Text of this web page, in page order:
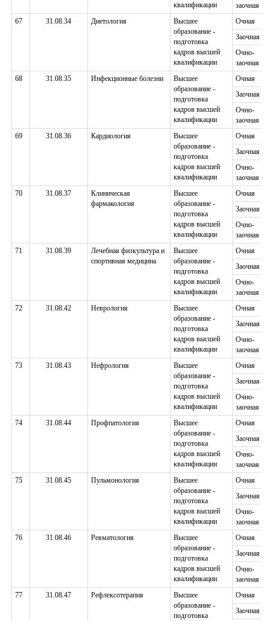
квалификации
заочная
67
31.08.34 Диетология
Высшее
образование -
подготовка
кадров высшей
квалификации
Очная
Заочная
Очно-
заочная
68
31.08.35 Инфекционные болезни
Высшее
образование -
подготовка
кадров высшей
квалификации
Очная
Заочная
Очно-
заочная
69
31.08.36 Кардиология
Высшее
образование -
подготовка
кадров высшей
квалификации
Очная
Заочная
Очно-
заочная
70
31.08.37
Клиническая
фармакология
Высшее
образование -
подготовка
кадров высшей
квалификации
Очная
Заочная
Очно-
заочная
71
31.08.39
Лечебная физкультура и
спортивная медицина
Высшее
образование -
подготовка
кадров высшей
квалификации
Очная
Заочная
Очно-
заочная
72
31.08.42 Неврология
Высшее
образование -
подготовка
кадров высшей
квалификации
Очная
Заочная
Очно-
заочная
73
31.08.43 Нефрология
Высшее
образование -
подготовка
кадров высшей
квалификации
Очная
Заочная
Очно-
заочная
74
31.08.44 Профпатология
Высшее
образование -
подготовка
кадров высшей
квалификации
Очная
Заочная
Очно-
заочная
75
31.08.45 Пульмонология
Высшее
образование -
подготовка
кадров высшей
квалификации
Очная
Заочная
Очно-
заочная
76
31.08.46 Ревматология
Высшее
образование -
подготовка
кадров высшей
квалификации
Очная
Заочная
Очно-
заочная
77
31.08.47 Рефлексотерапия
Высшее
образование -
подготовка
Очная
Заочная